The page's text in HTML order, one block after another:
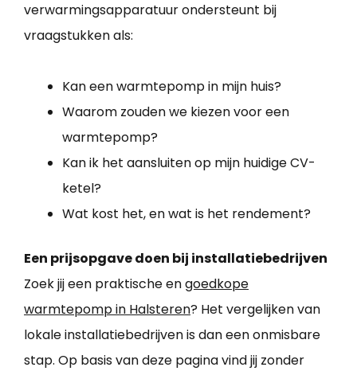
verwarmingsapparatuur ondersteunt bij
vraagstukken als:
Kan een warmtepomp in mijn huis?
Waarom zouden we kiezen voor een
warmtepomp?
Kan ik het aansluiten op mijn huidige CV-
ketel?
Wat kost het, en wat is het rendement?
Een prijsopgave doen bij installatiebedrijven
Zoek jij een praktische engoedkope
warmtepomp in Halsteren? Het vergelijken van
lokale installatiebedrijven is dan een onmisbare
stap. Op basis van deze pagina vind jij zonder